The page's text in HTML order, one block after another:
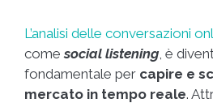
L’analisi delle conversazioni
comesocial listening , è
fondamentale per capire e
mercato in tempo reale.